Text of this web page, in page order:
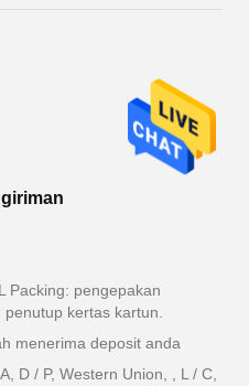
Packing: pengepakan
kertas kartun.
menerima deposit anda
D / P, Western Union, , L / C,